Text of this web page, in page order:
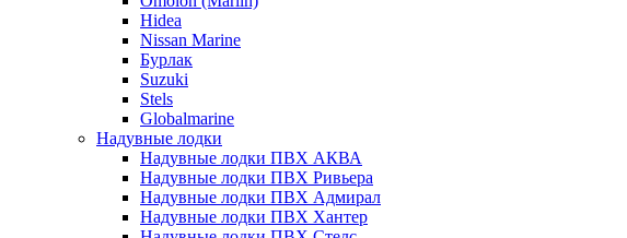
Hidea
Nissan Marine
Бурлак
Suzuki
Stels
Globalmarine
Надувные лодки
Надувные лодки ПВХ АКВА
Надувные лодки ПВХ Ривьера
Надувные лодки ПВХ Адмирал
Надувные лодки ПВХ Хантер